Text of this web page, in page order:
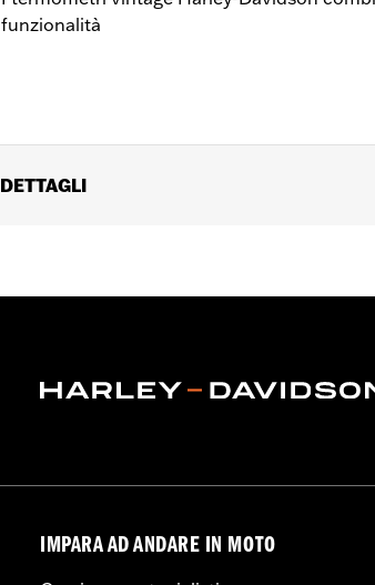
funzionalità
DETTAGLI
IMPARA AD ANDARE IN MOTO